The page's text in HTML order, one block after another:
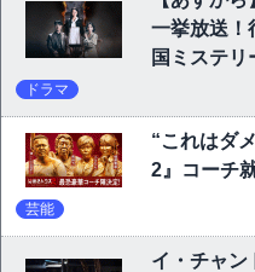
一挙放送！
国ミステリ
ドラマ
“これはダ
2』コーチ
芸能
イ・チャン